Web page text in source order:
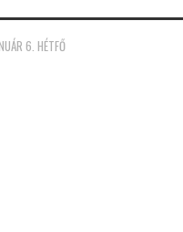
6. HÉTFŐ